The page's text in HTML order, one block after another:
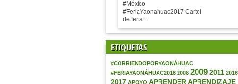
#México
#FeriaYaonahuac2017 Cartel
de feria…
ETIQUETAS
#CORRIENDOPORYAONÁHUAC
#FERIAYAONÁHUAC2018 2008 20092011 2016
2017 APOYO APRENDERAPRENDIZAJE